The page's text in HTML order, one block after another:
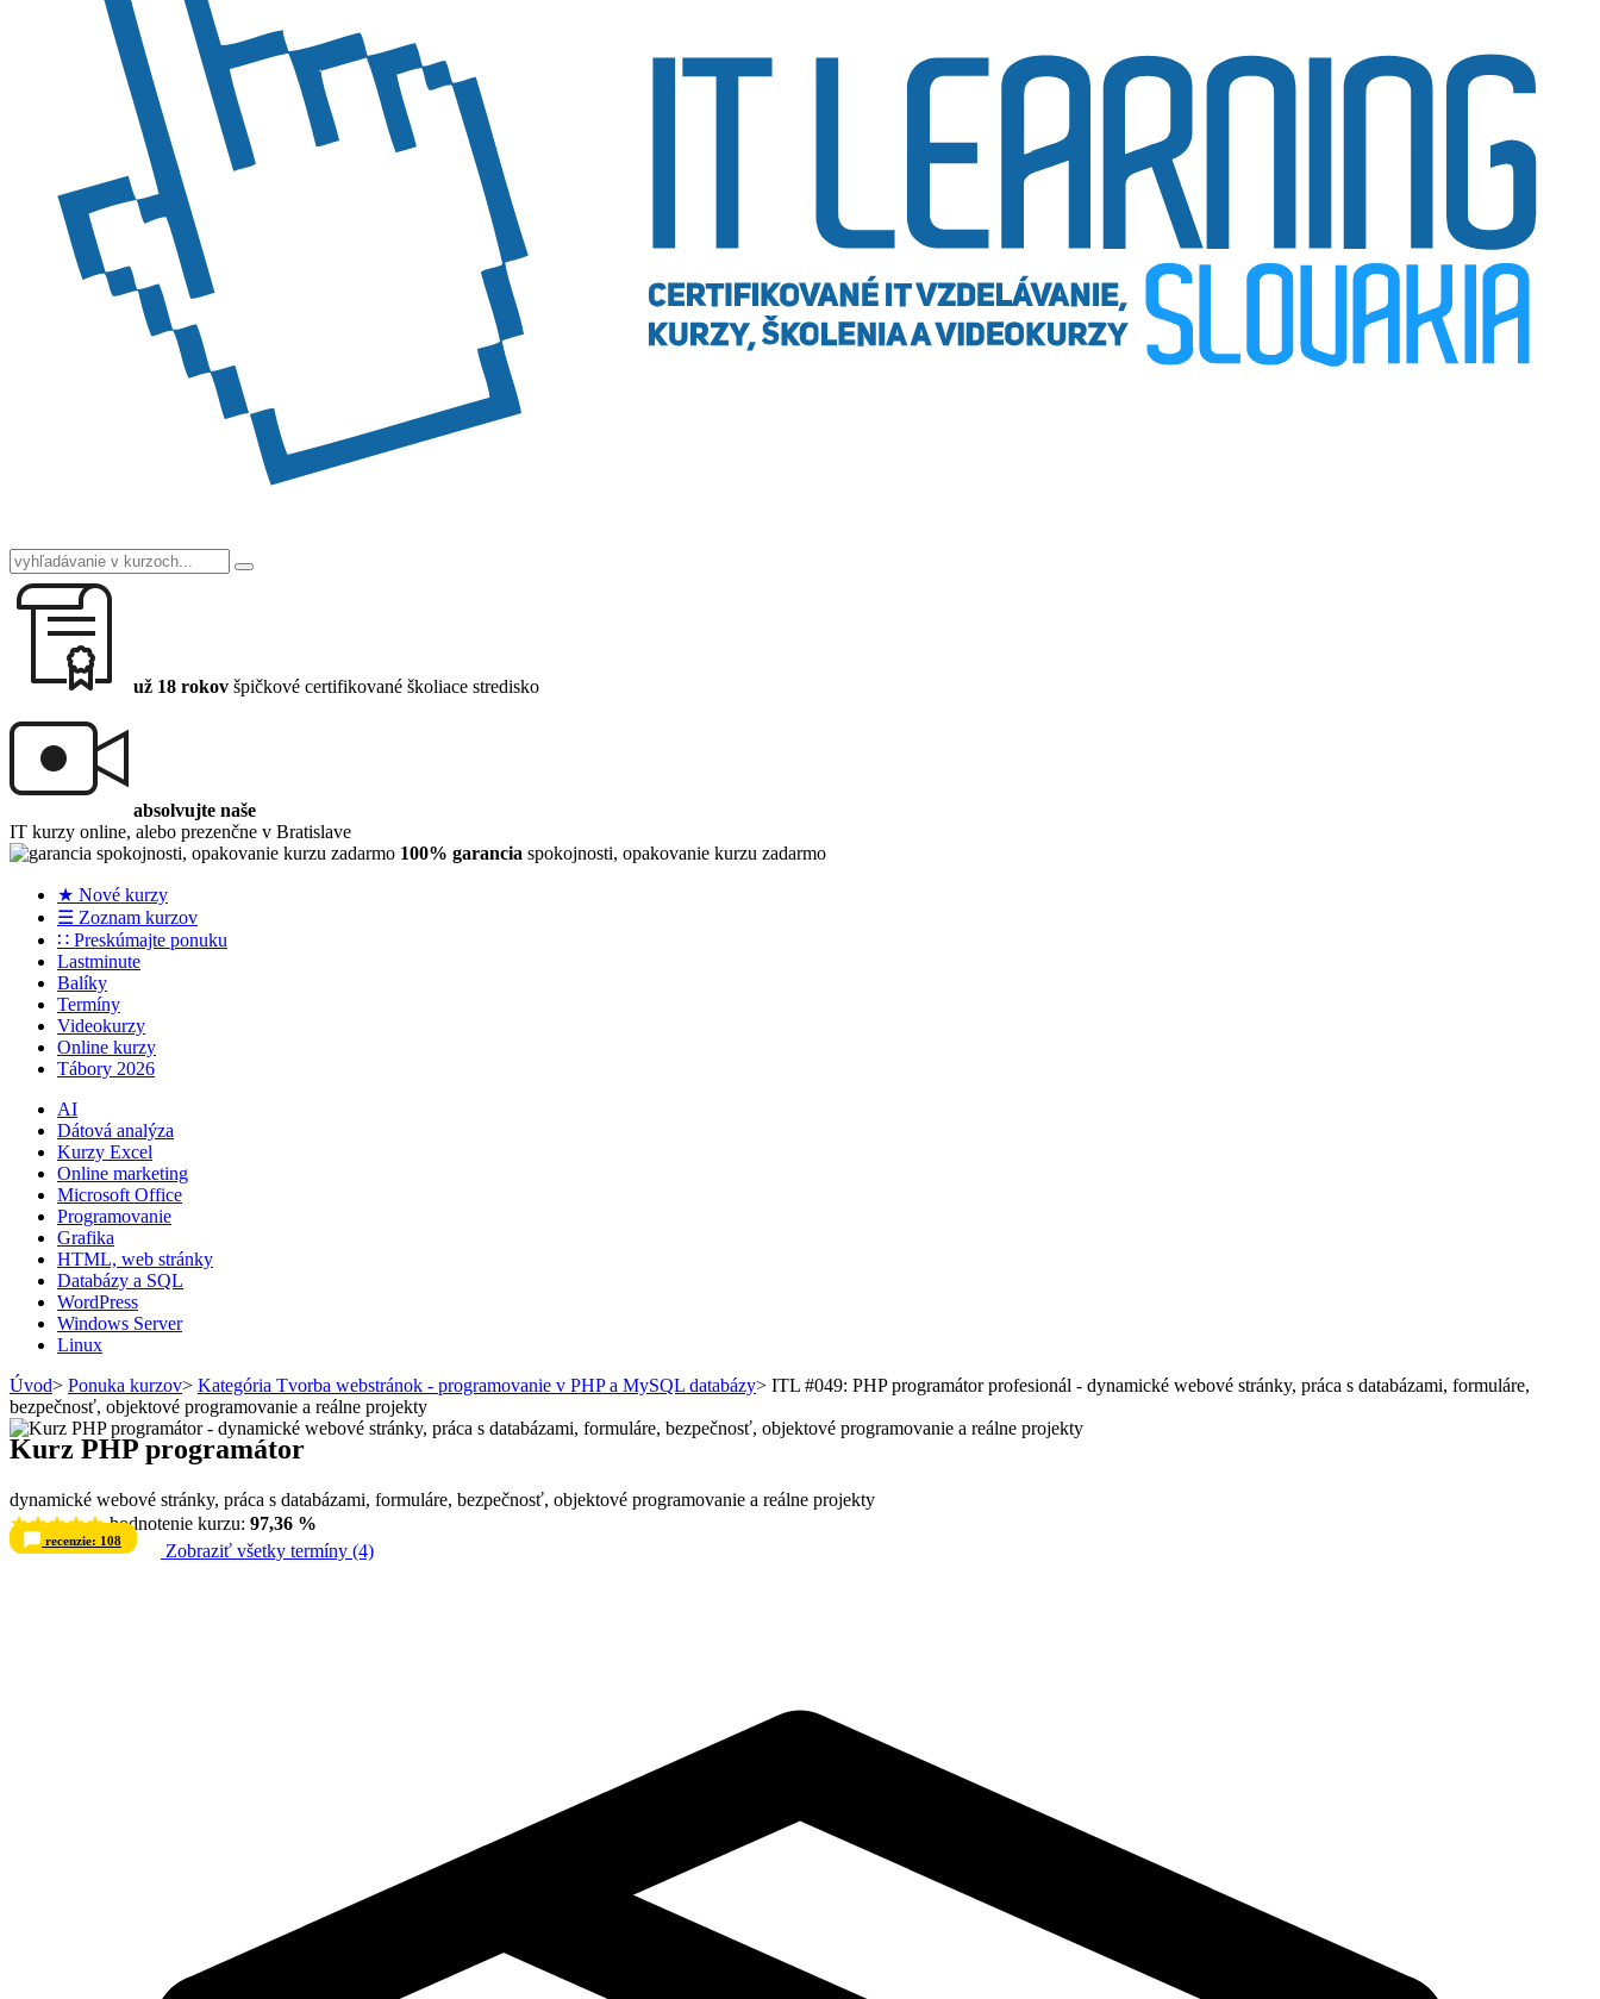
už 18 rokov špičkové certifikované školiace stredisko
absolvujte naše
IT kurzy online, alebo prezenčne v Bratislave
100% garancia spokojnosti, opakovanie kurzu zadarmo
★ Nové kurzy
☰ Zoznam kurzov
∷ Preskúmajte ponuku
Lastminute
Balíky
Termíny
Videokurzy
Online kurzy
Tábory 2026
AI
Dátová analýza
Kurzy Excel
Online marketing
Microsoft Office
Programovanie
Grafika
HTML, web stránky
Databázy a SQL
WordPress
Windows Server
Linux
Úvod> Ponuka kurzov> Kategória Tvorba webstránok - programovanie v PHP a MySQL databázy> ITL #049: PHP programátor profesionál - dynamické webové stránky, práca s databázami, formuláre,
bezpečnosť, objektové programovanie a reálne projekty
Kurz PHP programátor
dynamické webové stránky, práca s databázami, formuláre, bezpečnosť, objektové programovanie a reálne projekty
hodnotenie kurzu: 97,36 %
recenzie: 108 Zobraziť všetky termíny (4)